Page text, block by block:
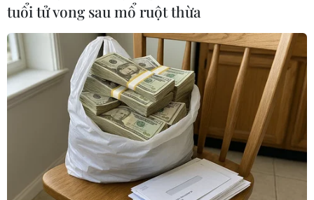
Tuy nhiên, bà Theresa May hôm 9/6 thông báo
bà sẽ thành lập một chính phủ mới với sự ủng
hộ của đảng Hợp nhất Dân chủ (DUP), đảng
chính trị lớn nhất Bắc Ireland có đường lối thân
Anh và hiện giữ 10 ghế trong Quốc hội mới. Văn
phòng Thủ tướng Anh ngày 10/6 thông báo DUP
đã nhất trí ủng hộ Chính phủ thiểu số của Thủ
tướng Theresa May tại Quốc hội một cách không
chính thức./.
tuổi tử vong sau mổ ruột thừa